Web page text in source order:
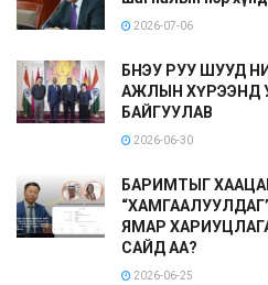
2026-07-06
БНЭУ РУУ ШУУД
АЖЛЫН ХҮРЭЭНД
БАЙГУУЛАВ
2026-06-30
БАРИМТЫГ
ЯМАР
САЙД АА?
2026-06-25